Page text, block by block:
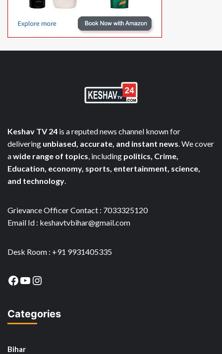
Keshav TV 24 is a reputed news channel known for
delivering unbiased, accurate, and instant news . We cover
awide range of topics , including politics, Crime,
Education, economy, sports, entertainment, science,
and technology
Grievance Officer Contact : 7033325120
Email Id : keshavtvbihar@gmail.com
Desk Room : +91 9931405335
Facebook
YouTube
Instagram
Categories
Bihar